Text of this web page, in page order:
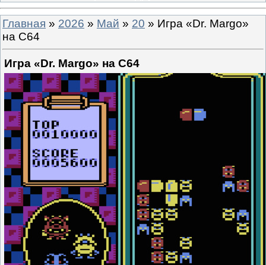
Главная » 2026 » Май » 20 » Игра «Dr. Margo»
на C64
Игра «Dr. Margo» на C64